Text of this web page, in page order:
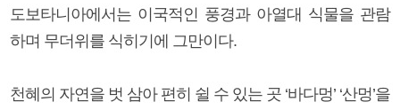
도보타니아에서는 이국적인 풍경과 아열대 식물을 관람
하며 무더위를 식히기에 그만이다.
천혜의 자연을 벗 삼아 편히 쉴 수 있는 곳 ‘바다멍’ ‘산멍’을